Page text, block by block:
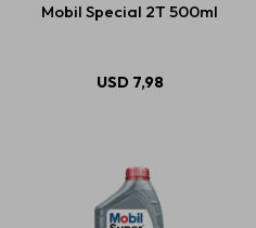
Mobil Special 2T 500ml
USD 7,98